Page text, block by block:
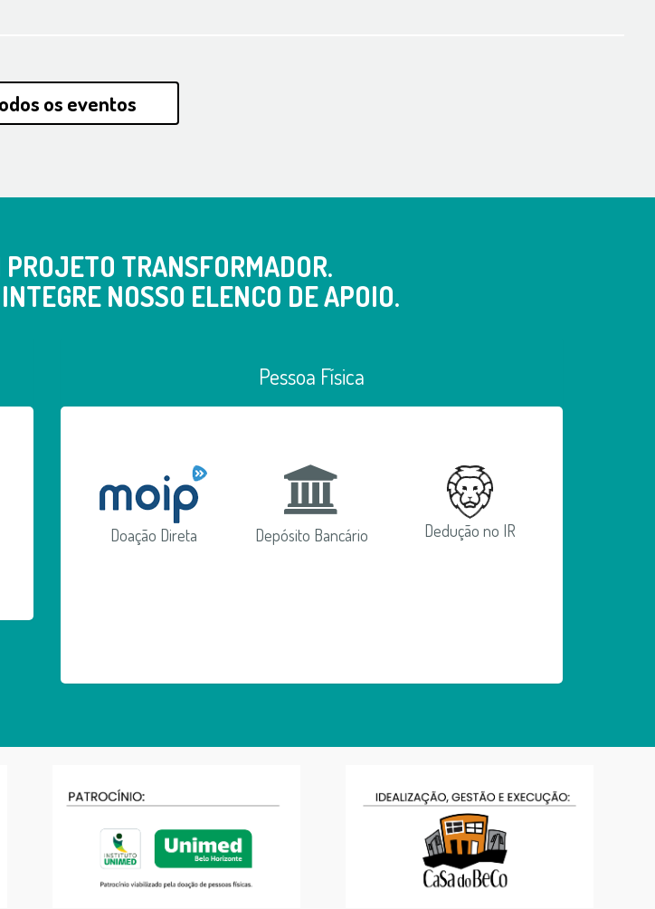
os eventos
TRANSFORMADOR.
NOSSO ELENCO DE APOIO.
Pessoa Física
Doação Direta Depósito Bancário Dedução no IR